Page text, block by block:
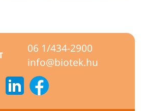
06 1/434-2900
info@biotek.hu